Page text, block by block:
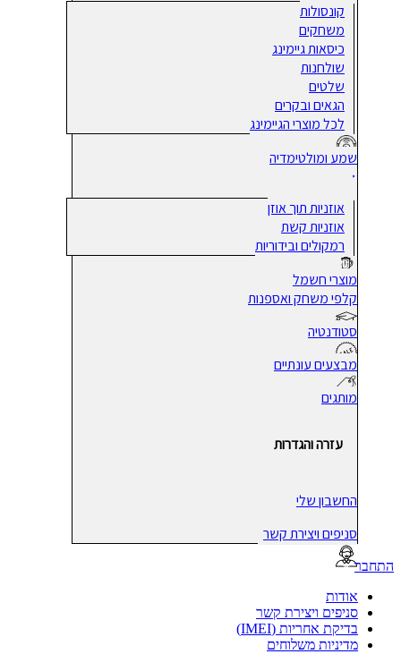
קונסולות
משחקים
כיסאות גיימינג
שולחנות
שלטים
הגאים ובקרים
לכל מוצרי הגיימינג
שמע ומולטימדיה
אוזניות תוך אוזן
אוזניות קשת
רמקולים ובידוריות
מוצרי חשמל
קלפי משחק ואספנות
סטודנטיה
מבצעים עונתיים
מותגים
עזרה והגדרות
החשבון שלי
סניפים ויצירת קשר
אודות
סניפים ויצירת קשר
בדיקת אחריות (IMEI)
מדיניות משלוחים